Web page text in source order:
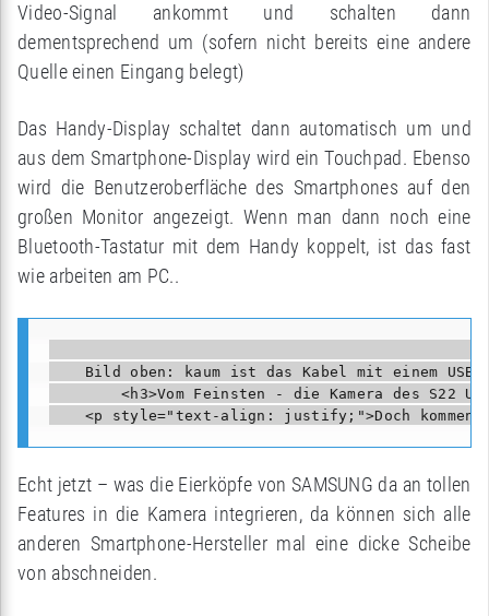
Video-Signal ankommt und schalten dann
dementsprechend um (sofern nicht bereits eine andere
Quelle einen Eingang belegt)
Das Handy-Display schaltet dann automatisch um und
aus dem Smartphone-Display wird ein Touchpad. Ebenso
wird die Benutzeroberfläche des Smartphones auf den
großen Monitor angezeigt. Wenn man dann noch eine
Bluetooth-Tastatur mit dem Handy koppelt, ist das fast
wie arbeiten am PC..
Bild oben: kaum ist das Kabel mit einem
<h3>Vom Feinsten - die Kamera des
Echt jetzt – was die Eierköpfe von SAMSUNG da an tollen
Features in die Kamera integrieren, da können sich alle
anderen Smartphone-Hersteller mal eine dicke Scheibe
von abschneiden.